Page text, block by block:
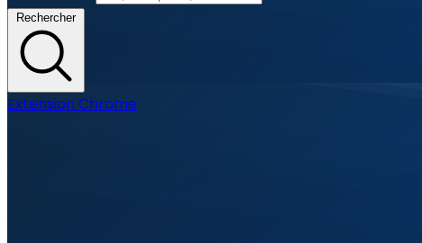
Rechercher
Extension Chrome